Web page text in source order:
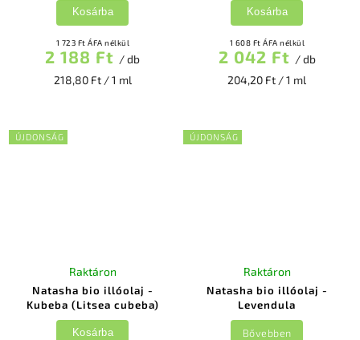
1 723 Ft ÁFA nélkül
2 188 Ft / db
218,80 Ft / 1 ml
Kosárba
1 608 Ft ÁFA nélkül
2 042 Ft / db
204,20 Ft / 1 ml
Kosárba
ÚJDONSÁG
Natasha bio illóolaj -
Kubeba (Litsea cubeba)
Raktáron
Kosárba
ÚJDONSÁG
Natasha bio illóolaj -
Levendula
Raktáron
Bővebben